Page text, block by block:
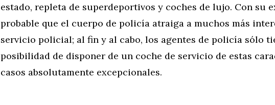
estado, repleta de superdeportivos y coches de lujo. Con su
probable que el cuerpo de policía atraiga a muchos más
servicio policial; al fin y al cabo, los agentes de policía sólo
posibilidad de disponer de un coche de servicio de estas
casos absolutamente excepcionales.